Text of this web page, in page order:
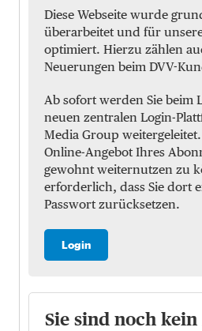
Diese Webseite wurde
überarbeitet und für
optimiert. Hierzu zählen
Neuerungen beim DVV-
Ab sofort werden Sie beim
neuen zentralen Login-
Media Group
Online-Angebot Ihres
gewohnt weiternutzen zu
erforderlich, dass Sie dort
Passwort zurücksetzen.
Login
Sie sind noch